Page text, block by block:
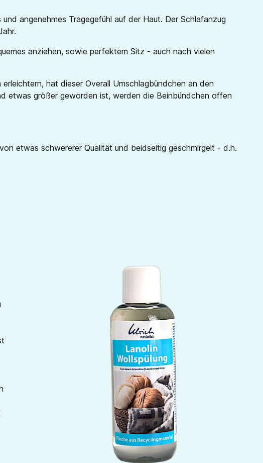
angenehmes Tragegefühl auf der Haut. Der Schlafanzug
anziehen, sowie perfektem Sitz - auch nach vielen
hat dieser Overall Umschlagbündchen an den
etwas größer geworden ist, werden die Beinbündchen offen
etwas schwererer Qualität und beidseitig geschmirgelt - d.h.